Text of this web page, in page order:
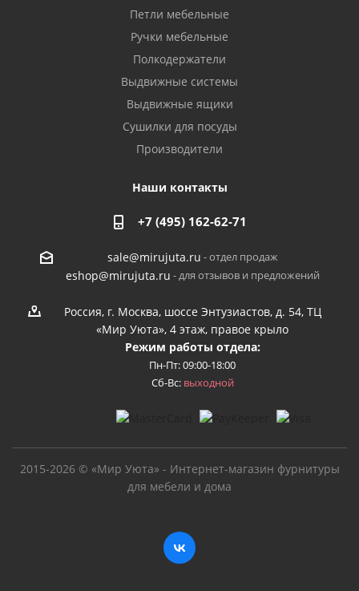
Петли мебельные
Ручки мебельные
Полкодержатели
Выдвижные системы
Выдвижные ящики
Сушилки для посуды
Производители
Наши контакты
+7 (495) 162-62-71
sale@mirujuta.ru - отдел продаж
eshop@mirujuta.ru - для отзывов и предложений
Россия, г. Москва, шоссе Энтузиастов, д. 54, ТЦ
«Мир Уюта», 4 этаж, правое крыло
Режим работы отдела:
Пн-Пт: 09:00-18:00
Сб-Вс: выходной
2015-2026 © «Мир Уюта» - Интернет-магазин фурнитуры
для мебели и дома